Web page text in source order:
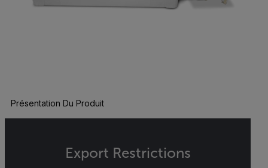
Présentation Du Produit
Export Restrictions